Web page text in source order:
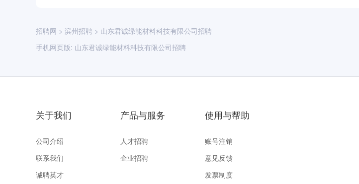
招聘网 > 滨州招聘 > 山东君诚绿能材料科技有限公司招聘
手机网页版: 山东君诚绿能材料科技有限公司招聘
关于我们
公司介绍
联系我们
诚聘英才
产品与服务
人才招聘
企业招聘
使用与帮助
账号注销
意见反馈
发票制度